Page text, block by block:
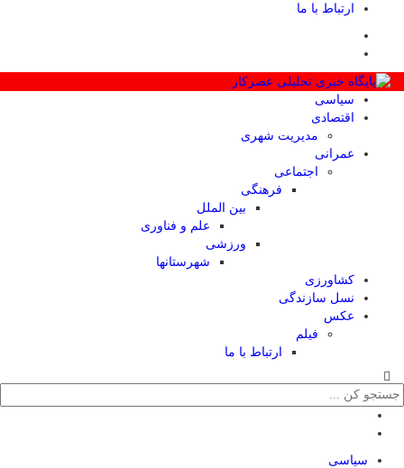
ارتباط با ما
سیاسی
اقتصادی
مدیریت شهری
عمرانی
اجتماعی
فرهنگی
بین الملل
علم و فناوری
ورزشی
شهرستانها
کشاورزی
نسل سازندگی
عکس
فیلم
ارتباط با ما
سیاسی